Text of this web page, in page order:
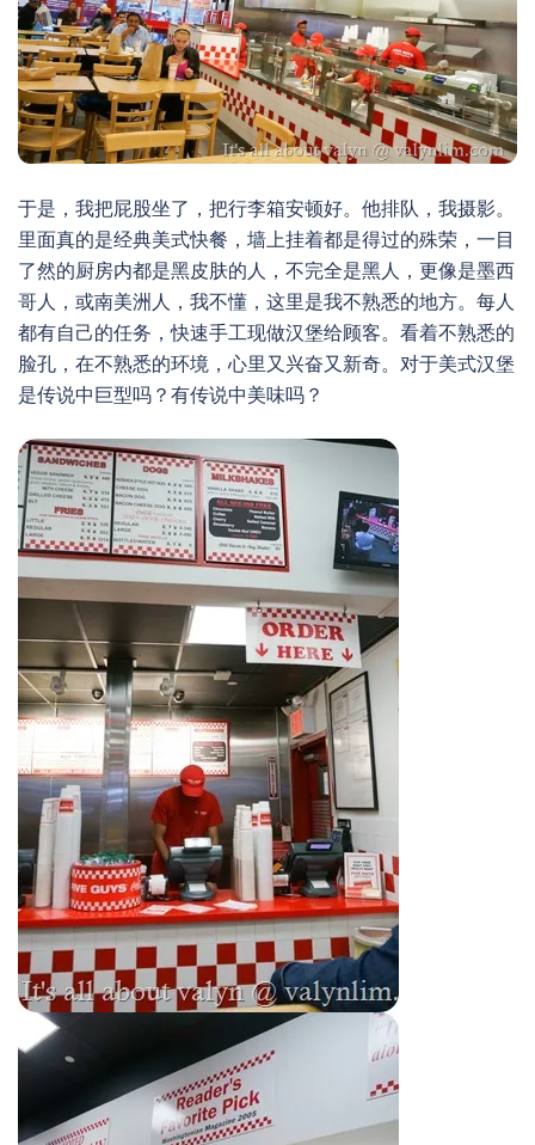
于是，我把屁股坐了，把行李箱安顿好。他排队，我摄影。
里面真的是经典美式快餐，墙上挂着都是得过的殊荣，一目
了然的厨房内都是黑皮肤的人，不完全是黑人，更像是墨西
哥人，或南美洲人，我不懂，这里是我不熟悉的地方。每人
都有自己的任务，快速手工现做汉堡给顾客。看着不熟悉的
脸孔，在不熟悉的环境，心里又兴奋又新奇。对于美式汉堡
是传说中巨型吗？有传说中美味吗？